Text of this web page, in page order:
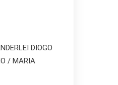
DIOGO
/ MARIA